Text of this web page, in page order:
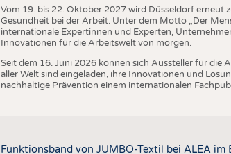
Vom 19. bis 22. Oktober 2027 wird Düsseldorf
Gesundheit bei der Arbeit. Unter dem Motto „Der
internationale Expertinnen und Experten,
Innovationen für die Arbeitswelt von morgen.
Seit dem 16. Juni 2026 können sich Aussteller für die
aller Welt sind eingeladen, ihre Innovationen und
nachhaltige Prävention einem internationalen
Funktionsband von JUMBO-Textil bei ALEA im